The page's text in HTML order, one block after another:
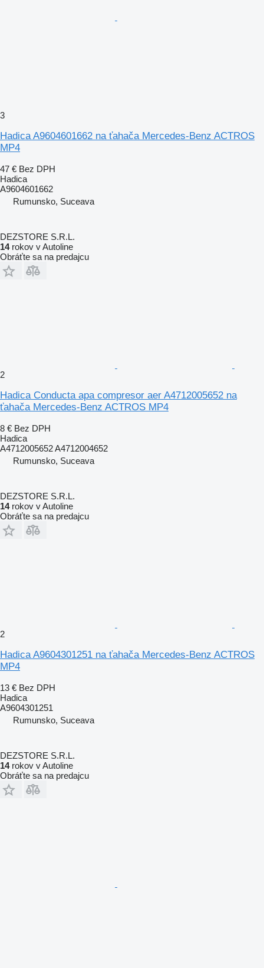
3
Hadica A9604601662 na ťahača Mercedes-Benz ACTROS
MP4
47 € Bez DPH
Hadica
A9604601662
Rumunsko, Suceava
DEZSTORE S.R.L.
14rokov v Autoline
Obráťte sa na predajcu
2
Hadica Conducta apa compresor aer A4712005652 na
ťahača Mercedes-Benz ACTROS MP4
8 € Bez DPH
Hadica
A4712005652 A4712004652
Rumunsko, Suceava
DEZSTORE S.R.L.
14rokov v Autoline
Obráťte sa na predajcu
2
Hadica A9604301251 na ťahača Mercedes-Benz ACTROS
MP4
13 € Bez DPH
Hadica
A9604301251
Rumunsko, Suceava
DEZSTORE S.R.L.
14rokov v Autoline
Obráťte sa na predajcu